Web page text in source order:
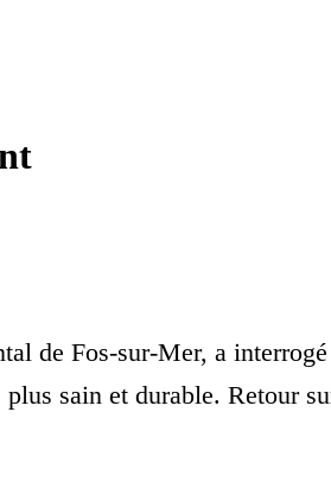
de Fos-sur-Mer, a
sain et durable. Retour